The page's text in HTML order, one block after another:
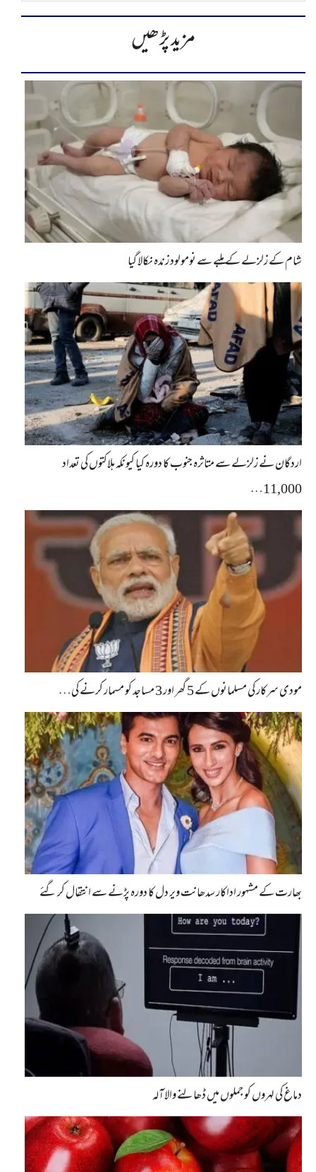
مزید پڑھیں
شام کے زلزلے کے ملبے سے نومولود زندہ نکالا گیا
اردگان نے زلزلے سے متاثرہ جنوب کا دورہ کیا کیونکہ ہلاکتوں کی تعداد
11,000…
مودی سرکار کی مسلمانوں کے 5 گھر اور 3 مساجد کو مسمار کرنے کی…
بھارت کے مشہور اداکار سدھانت ویر دل کا دورہ پڑنے سے انتقال کر گئے
دماغ کی لہروں کو جملوں میں ڈھالنے والا آلہ